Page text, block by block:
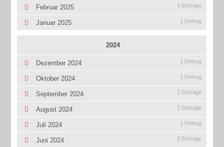
Februar 2025 3 Einträge
Januar 2025 1 Eintrag
2024
Dezember 2024 1 Eintrag
Oktober 2024 1 Eintrag
September 2024 2 Einträge
August 2024 3 Einträge
Juli 2024 1 Eintrag
Juni 2024 2 Einträge